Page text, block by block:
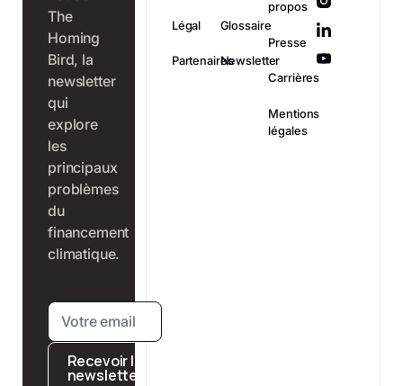
The
Homing
Bird, la
newsletter
qui
explore
les
principaux
problèmes
du
financement
climatique.
Recevoir la
newsletter
Légal
Partenaires
Glossaire
Newsletter
propos
Presse
Carrières
Mentions
légales